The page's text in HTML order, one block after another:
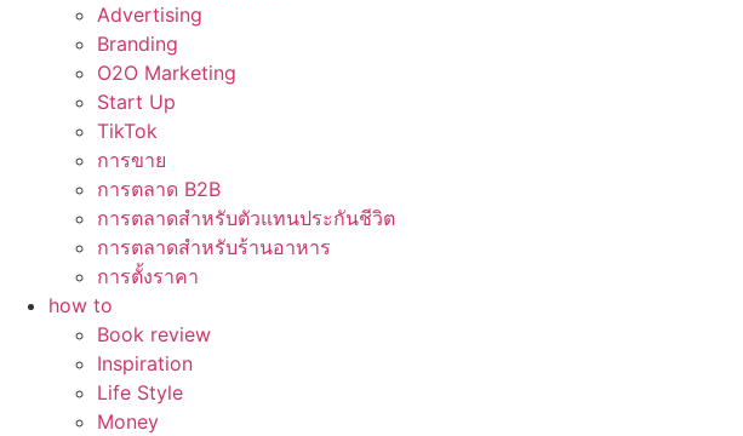
Advertising
Branding
O2O Marketing
Start Up
TikTok
การขาย
การตลาด B2B
การตลาดสำหรับตัวแทนประกันชีวิต
การตลาดสำหรับร้านอาหาร
การตั้งราคา
how to
Book review
Inspiration
Life Style
Money